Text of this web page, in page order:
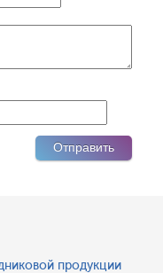
продукции